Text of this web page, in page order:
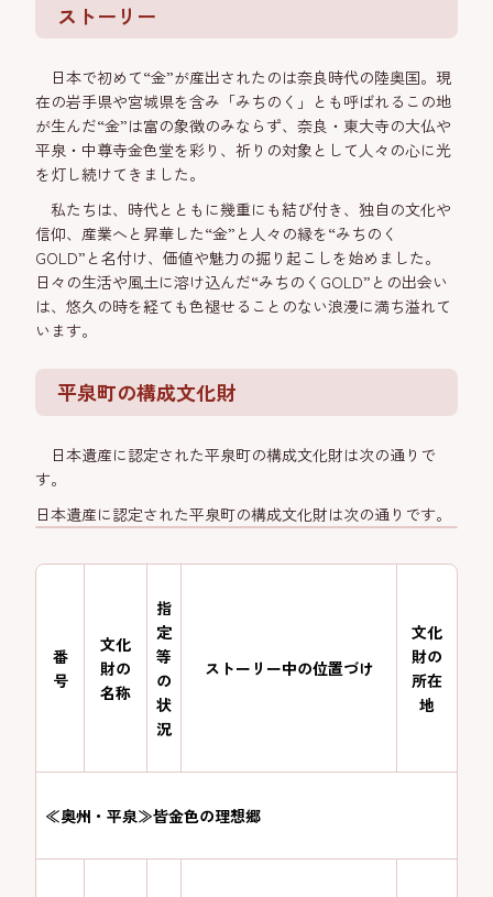
ストーリー
日本で初めて“金”が産出されたのは奈良時代の陸奥国。現
在の岩手県や宮城県を含み「みちのく」とも呼ばれるこの地
が生んだ“金”は富の象徴のみならず、奈良・東大寺の大仏や
平泉・中尊寺金色堂を彩り、祈りの対象として人々の心に光
を灯し続けてきました。
私たちは、時代とともに幾重にも結び付き、独自の文化や
信仰、産業へと昇華した“金”と人々の縁を“みちのく
GOLD”と名付け、価値や魅力の掘り起こしを始めました。
日々の生活や風土に溶け込んだ“みちのくGOLD”との出会い
は、悠久の時を経ても色褪せることのない浪漫に満ち溢れて
います。
平泉町の構成文化財
日本遺産に認定された平泉町の構成文化財は次の通りで
す。
日本遺産に認定された平泉町の構成文化財は次の通りです。
番
号
文化
財の
名称
指
定
等
の
状
況
ストーリー中の位置づけ
文化
財の
所在
地
≪奥州・平泉≫皆金色の理想郷